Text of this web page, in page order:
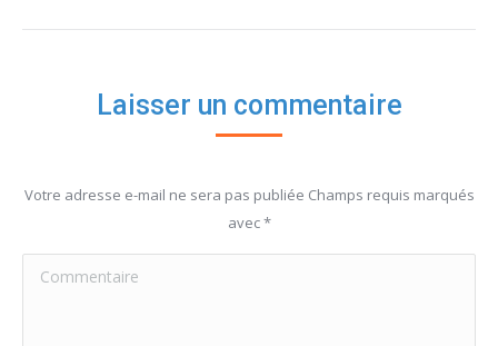
Laisser un commentaire
Votre adresse e-mail ne sera pas publiée Champs requis marqués
avec*
Commentaire